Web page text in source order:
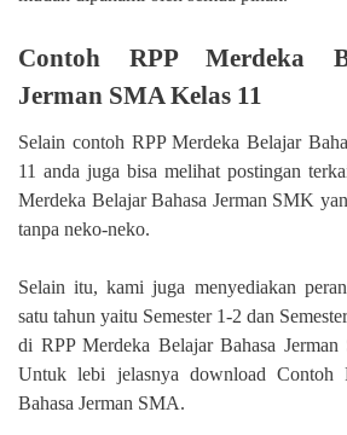
Contoh RPP Merdeka
Jerman SMA Kelas 11
Selain contoh RPP Merdeka Belajar
11 anda juga bisa melihat postingan
Merdeka Belajar Bahasa Jerman SMK
tanpa neko-neko.
Selain itu, kami juga menyediakan
satu tahun yaitu Semester 1-2 dan
di RPP Merdeka Belajar Bahasa
Untuk lebi jelasnya download Contoh
Bahasa Jerman SMA.